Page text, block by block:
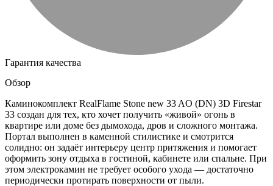
Гарантия качества
Обзор
Каминокомплект RealFlame Stone new 33 AO (DN) 3D Firestar
33 создан для тех, кто хочет получить «живой» огонь в
квартире или доме без дымохода, дров и сложного монтажа.
Портал выполнен в каменной стилистике и смотрится
солидно: он задаёт интерьеру центр притяжения и помогает
оформить зону отдыха в гостиной, кабинете или спальне. При
этом электрокамин не требует особого ухода — достаточно
периодически протирать поверхности от пыли.